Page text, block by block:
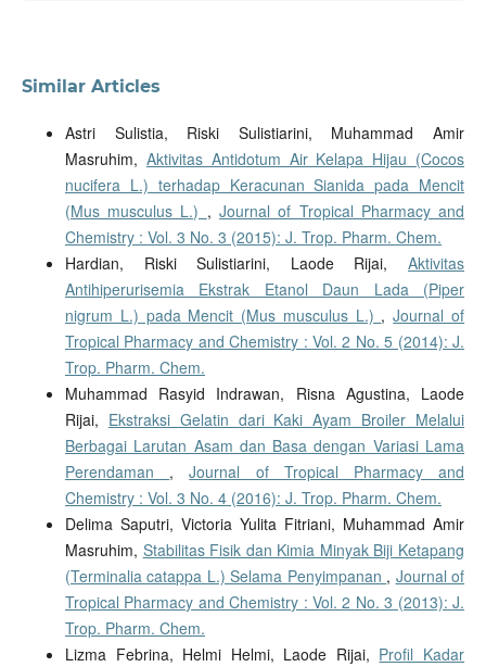
Similar Articles
Astri Sulistia, Riski Sulistiarini, Muhammad Amir
Masruhim, Aktivitas Antidotum Air Kelapa Hijau (Cocos
nucifera L.) terhadap Keracunan Sianida pada Mencit
(Mus musculus L.) ,Journal of Tropical Pharmacy and
Chemistry : Vol. 3 No. 3 (2015): J. Trop. Pharm. Chem.
Hardian, Riski Sulistiarini, Laode Rijai,Aktivitas
Antihiperurisemia Ekstrak Etanol Daun Lada (Piper
nigrum L.) pada Mencit (Mus musculus L.) ,Journal of
Tropical Pharmacy and Chemistry : Vol. 2 No. 5 (2014): J.
Trop. Pharm. Chem.
Muhammad Rasyid Indrawan, Risna Agustina, Laode
Rijai, Ekstraksi Gelatin dari Kaki Ayam Broiler Melalui
Berbagai Larutan Asam dan Basa dengan Variasi Lama
Perendaman ,Journal of Tropical Pharmacy and
Chemistry : Vol. 3 No. 4 (2016): J. Trop. Pharm. Chem.
Delima Saputri, Victoria Yulita Fitriani, Muhammad Amir
Masruhim, Stabilitas Fisik dan Kimia Minyak Biji Ketapang
(Terminalia catappa L.) Selama Penyimpanan , Journal of
Tropical Pharmacy and Chemistry : Vol. 2 No. 3 (2013): J.
Trop. Pharm. Chem.
Lizma Febrina, Helmi Helmi, Laode Rijai, Profil Kadar